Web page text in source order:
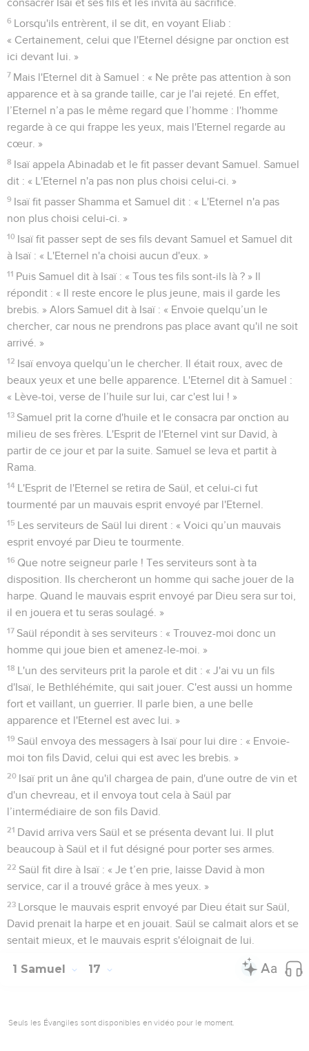
consacrer Isaï et ses fils et les invita au sacrifice.
6 Lorsqu'ils entrèrent, il se dit, en voyant Eliab :
« Certainement, celui que l'Eternel désigne par onction est
ici devant lui. »
7 Mais l'Eternel dit à Samuel : « Ne prête pas attention à son
apparence et à sa grande taille, car je l'ai rejeté. En effet,
l’Eternel n’a pas le même regard que l’homme : l'homme
regarde à ce qui frappe les yeux, mais l'Eternel regarde au
cœur. »
8 Isaï appela Abinadab et le fit passer devant Samuel. Samuel
dit : « L'Eternel n'a pas non plus choisi celui-ci. »
9 Isaï fit passer Shamma et Samuel dit : « L'Eternel n'a pas
non plus choisi celui-ci. »
10 Isaï fit passer sept de ses fils devant Samuel et Samuel dit
à Isaï : « L'Eternel n'a choisi aucun d'eux. »
11 Puis Samuel dit à Isaï : « Tous tes fils sont-ils là ? » Il
répondit : « Il reste encore le plus jeune, mais il garde les
brebis. » Alors Samuel dit à Isaï : « Envoie quelqu’un le
chercher, car nous ne prendrons pas place avant qu'il ne soit
arrivé. »
12 Isaï envoya quelqu’un le chercher. Il était roux, avec de
beaux yeux et une belle apparence. L'Eternel dit à Samuel :
« Lève-toi, verse de l’huile sur lui, car c'est lui ! »
13 Samuel prit la corne d'huile et le consacra par onction au
milieu de ses frères. L'Esprit de l'Eternel vint sur David, à
partir de ce jour et par la suite. Samuel se leva et partit à
Rama.
14 L'Esprit de l'Eternel se retira de Saül, et celui-ci fut
tourmenté par un mauvais esprit envoyé par l'Eternel.
15 Les serviteurs de Saül lui dirent : « Voici qu’un mauvais
esprit envoyé par Dieu te tourmente.
16 Que notre seigneur parle ! Tes serviteurs sont à ta
disposition. Ils chercheront un homme qui sache jouer de la
harpe. Quand le mauvais esprit envoyé par Dieu sera sur toi,
il en jouera et tu seras soulagé. »
17 Saül répondit à ses serviteurs : « Trouvez-moi donc un
homme qui joue bien et amenez-le-moi. »
18 L'un des serviteurs prit la parole et dit : « J'ai vu un fils
d'Isaï, le Bethléhémite, qui sait jouer. C'est aussi un homme
fort et vaillant, un guerrier. Il parle bien, a une belle
apparence et l'Eternel est avec lui. »
19 Saül envoya des messagers à Isaï pour lui dire : « Envoie-
moi ton fils David, celui qui est avec les brebis. »
20 Isaï prit un âne qu'il chargea de pain, d'une outre de vin et
d'un chevreau, et il envoya tout cela à Saül par
l’intermédiaire de son fils David.
21 David arriva vers Saül et se présenta devant lui. Il plut
beaucoup à Saül et il fut désigné pour porter ses armes.
22 Saül fit dire à Isaï : « Je t’en prie, laisse David à mon
service, car il a trouvé grâce à mes yeux. »
23 Lorsque le mauvais esprit envoyé par Dieu était sur Saül,
David prenait la harpe et en jouait. Saül se calmait alors et se
sentait mieux, et le mauvais esprit s'éloignait de lui.
1 Samuel 17
Seuls les Évangiles sont disponibles en vidéo pour le moment.